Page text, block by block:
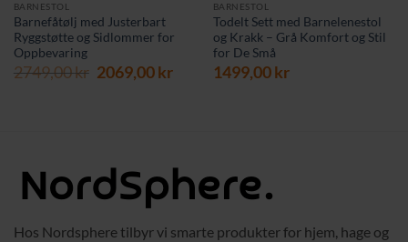
BARNESTOL
Barnefåtølj med Justerbart
Ryggstøtte og Sidlommer for
Oppbevaring
2749,00kr Opprinnelig
2069,00krNåværende
BARNESTOL
Todelt Sett med Barnelenestol
og Krakk – Grå Komfort og Stil
for De Små
1499,00kr
Hos Nordsphere tilbyr vi smarte produkter for hjem, hage og